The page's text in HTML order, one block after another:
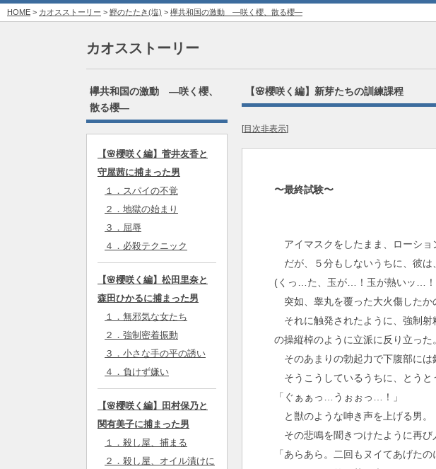
HOME > カオスストーリー > 鰹のたたき(塩) > 欅共和国の激動‎ ―咲く櫻、散る櫻―
カオスストーリー
欅共和国の激動‎ ―咲く櫻、
散る櫻―
【🌸櫻咲く編】菅井友香と
守屋茜に捕まった男
１．スパイの不覚
２．地獄の始まり
３．屈辱
４．必殺テクニック
【🌸櫻咲く編】松田里奈と
森田ひかるに捕まった男
１．無邪気な女たち
２．強制密着振動
３．小さな手の平の誘い
４．負けず嫌い
【🌸櫻咲く編】田村保乃と
関有美子に捕まった男
１．殺し屋、捕まる
２．殺し屋、オイル漬けに
【🌸櫻咲く編】新芽たちの訓練課程
[目次非表示]
〜最終試験〜
アイマスクをしたまま、ローショ
だが、５分もしないうちに、彼は
(くっ…た、玉が…！玉が熱いッ…
突如、睾丸を覆った大火傷したか
それに触発されたように、強制射
の操縦棹のように立派に反り立った。
そのあまりの勃起力で下腹部には
そうこうしているうちに、とうと
「ぐぁぁっ…うぉぉっ…！」
と獣のような呻き声を上げる男。
その悲鳴を聞きつけたように再び
「あらあら。二回もヌイてあげた